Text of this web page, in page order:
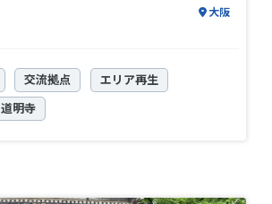
大阪
交流拠点 エリア再生
道明寺